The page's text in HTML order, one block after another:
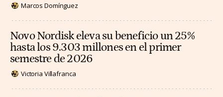
Marcos Domínguez
Novo Nordisk eleva su beneficio un 25%
hasta los 9.303 millones en el primer
semestre de 2026
Victoria Villafranca